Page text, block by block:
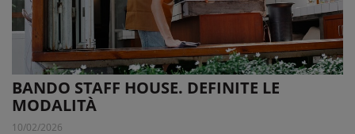
BANDO STAFF HOUSE. DEFINITE LE
MODALITÀ
10/02/2026